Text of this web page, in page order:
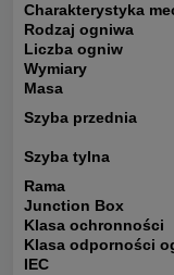
Charakterystyka
Rodzaj ogniwa
Liczba ogniw
Wymiary
Masa
Szyba przednia
Szyba tylna
Rama
Junction Box
Klasa ochronności
Klasa odporności
IEC